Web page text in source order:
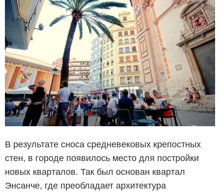
В результате сноса средневековых крепостных
стен, в городе появилось место для постройки
новых кварталов. Так был основан квартал
Энсанче, где преобладает архитектура